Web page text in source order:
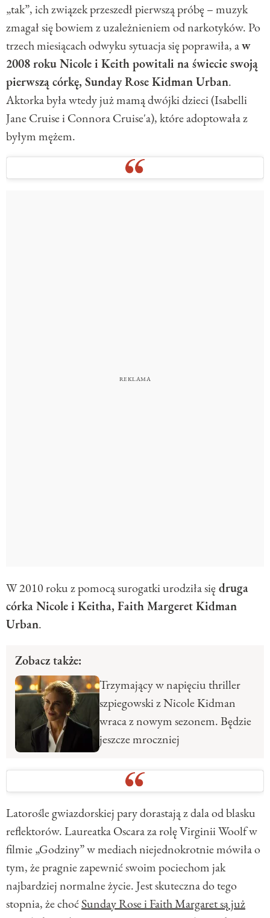
„tak”, ich związek przeszedł pierwszą próbę – muzyk
zmagał się bowiem z uzależnieniem od narkotyków. Po
trzech miesiącach odwyku sytuacja się poprawiła, aw
2008 roku Nicole i Keith powitali na świecie swoją
pierwszą córkę, Sunday Rose Kidman Urban.
Aktorka była wtedy już mamą dwójki dzieci (Isabelli
Jane Cruise i Connora Cruise'a), które adoptowała z
byłym mężem.
W 2010 roku z pomocą surogatki urodziła siędruga
córka Nicole i Keitha, Faith Margeret Kidman
Urban.
Zobacz także:
Trzymający w napięciu thriller
szpiegowski z Nicole Kidman
wraca z nowym sezonem. Będzie
jeszcze mroczniej
Latorośle gwiazdorskiej pary dorastają z dala od blasku
reflektorów. Laureatka Oscara za rolę Virginii Woolf w
filmie „Godziny” w mediach niejednokrotnie mówiła o
tym, że pragnie zapewnić swoim pociechom jak
najbardziej normalne życie. Jest skuteczna do tego
stopnia, że choćSunday Rose i Faith Margaret są już